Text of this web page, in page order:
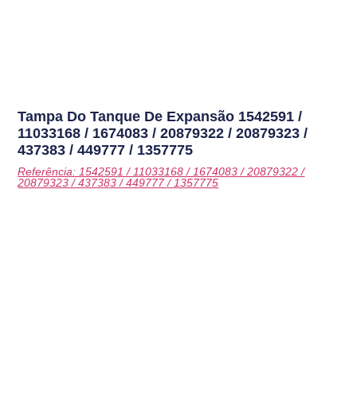
Tampa Do Tanque De Expansão 1542591 /
11033168 / 1674083 / 20879322 / 20879323 /
437383 / 449777 / 1357775
Referência: 1542591 / 11033168 / 1674083 / 20879322 /
20879323 / 437383 / 449777 / 1357775